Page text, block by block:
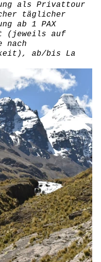
als Privattour
täglicher
ab 1 PAX
(jeweils auf
nach
ab/bis La